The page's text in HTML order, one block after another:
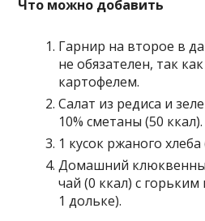
Что можно добавить
Гарнир на второе в
не обязателен, так
картофелем.
Салат из редиса и
10% сметаны (50 ккал).
1 кусок ржаного хлеба
Домашний
чай (0 ккал) с
1 дольке).